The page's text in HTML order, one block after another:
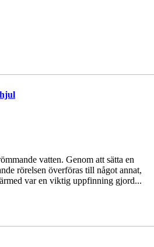
vatten. Genom att sätta en
rörelsen överföras till något annat,
var en viktig uppfinning gjord...